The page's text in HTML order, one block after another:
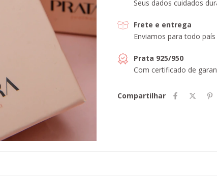
Seus dados cuidados
Frete e entrega
Enviamos para todo país
Prata 925/950
Com certificado de
Compartilhar